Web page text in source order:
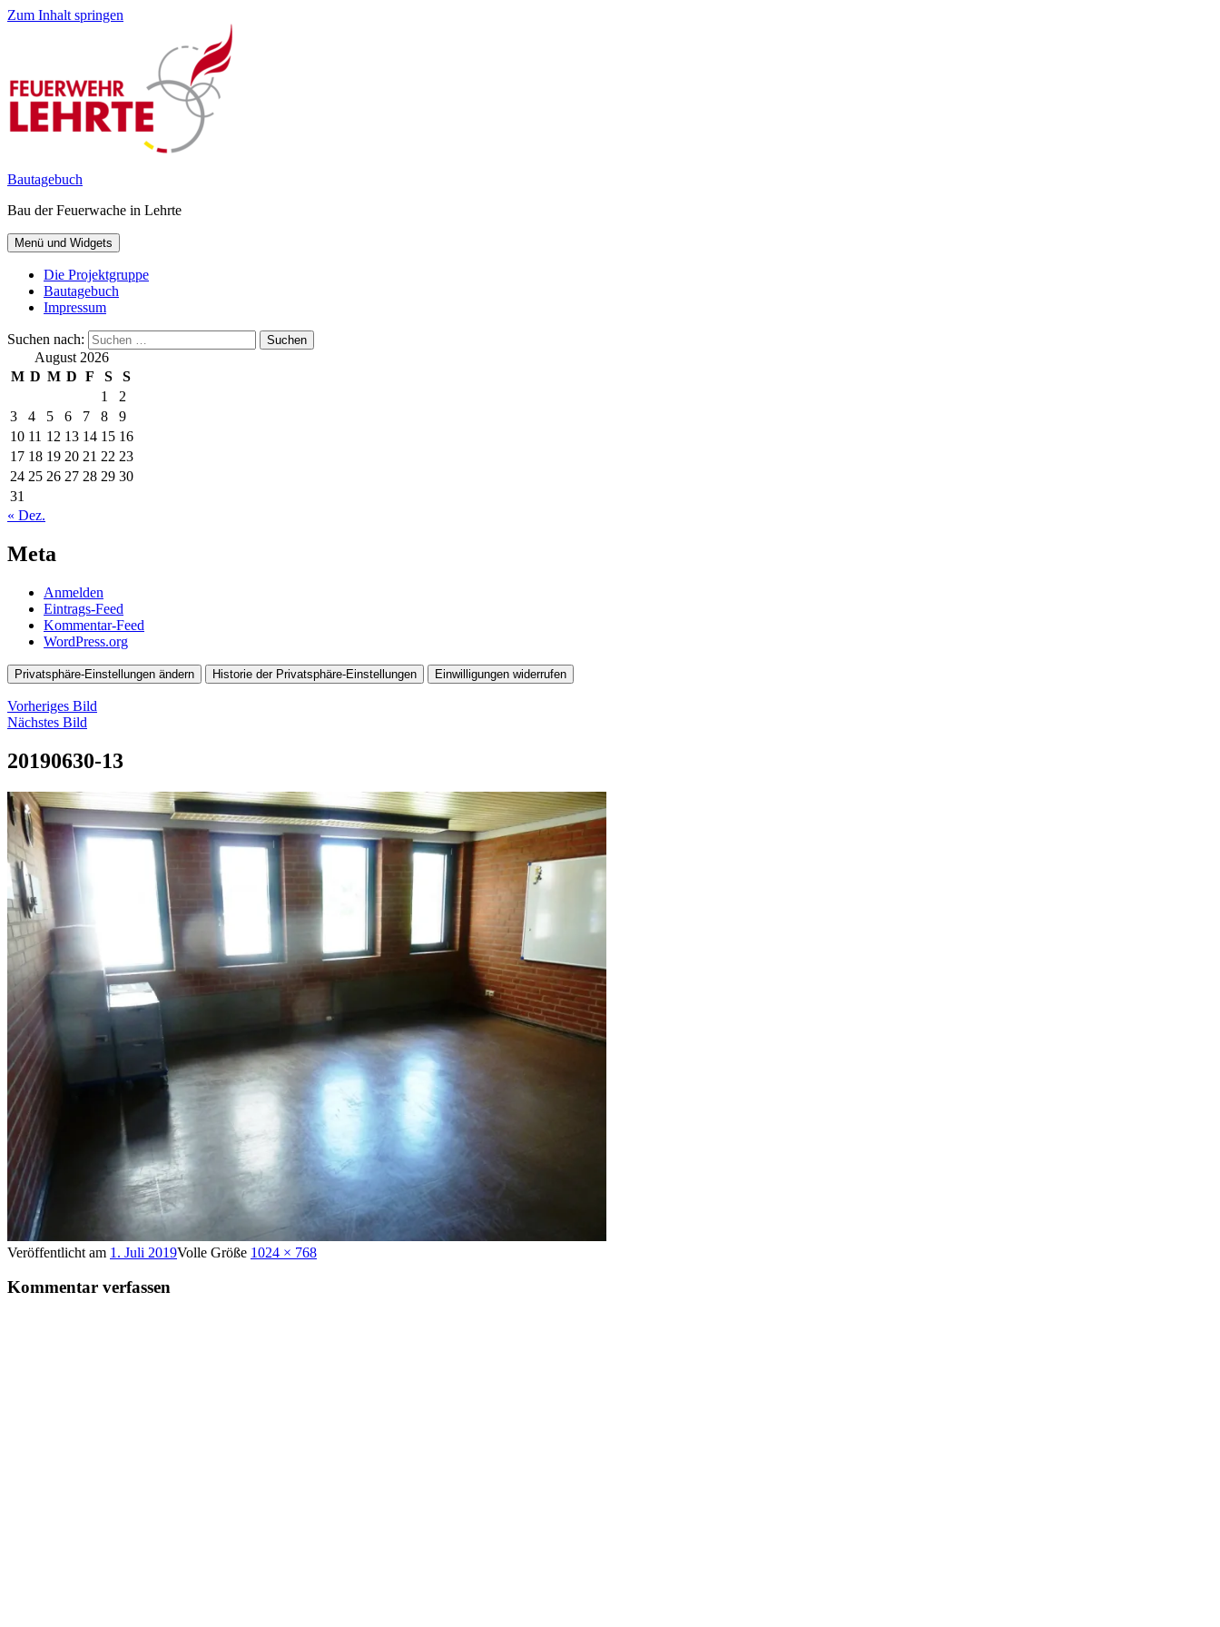
Zum Inhalt springen
Bautagebuch
Bau der Feuerwache in Lehrte
Menü und Widgets
Die Projektgruppe
Bautagebuch
Impressum
Suchen nach:
August 2026
M D M D F S
S
1
2
3
4 5 6 7 8
9
10 11 12 13 14 15 16
17 18 19 20 21 22 23
24 25 26 27 28 29 30
31
« Dez.
Meta
Anmelden
Eintrags-Feed
Kommentar-Feed
WordPress.org
Privatsphäre-Einstellungen ändern Historie der Privatsphäre-Einstellungen Einwilligungen widerrufen
Vorheriges Bild
Nächstes Bild
20190630-13
Veröffentlicht am 1. Juli 2019Volle Größe 1024 × 768
Kommentar verfassen